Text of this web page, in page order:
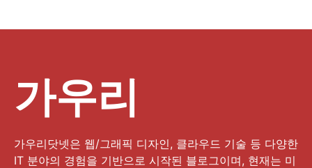
가우리
가우리닷넷은 웹/그래픽 디자인, 클라우드 기술 등 다양한
IT 분야의 경험을 기반으로 시작된 블로그이며, 현재는 미